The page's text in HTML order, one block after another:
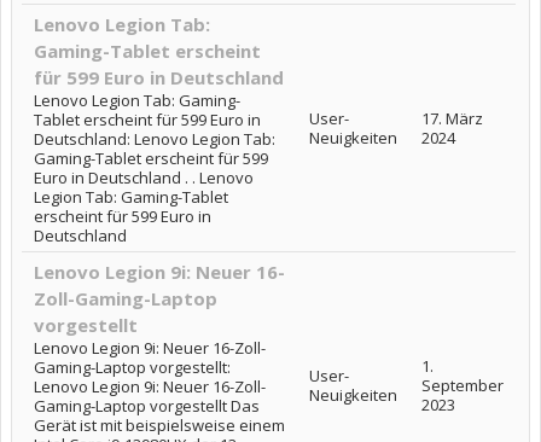
Lenovo Legion Tab:
Gaming-Tablet erscheint
für 599 Euro in Deutschland
Lenovo Legion Tab: Gaming-
Tablet erscheint für 599 Euro in
Deutschland: Lenovo Legion Tab:
Gaming-Tablet erscheint für 599
Euro in Deutschland . . Lenovo
Legion Tab: Gaming-Tablet
erscheint für 599 Euro in
Deutschland
User-
Neuigkeiten
17. März
2024
Lenovo Legion 9i: Neuer 16-
Zoll-Gaming-Laptop
vorgestellt
Lenovo Legion 9i: Neuer 16-Zoll-
Gaming-Laptop vorgestellt:
Lenovo Legion 9i: Neuer 16-Zoll-
Gaming-Laptop vorgestellt Das
Gerät ist mit beispielsweise einem
User-
Neuigkeiten
1.
September
2023